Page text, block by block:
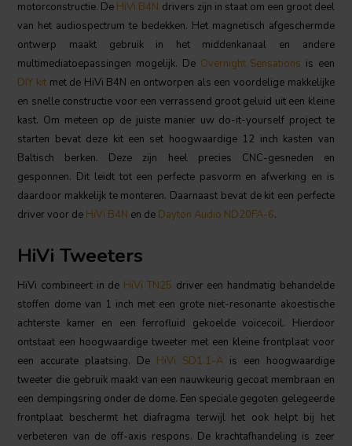
motorconstructie. De HiVi B4N drivers zijn in staat om een groot deel
van het audiospectrum te bedekken. Het magnetisch afgeschermde
ontwerp maakt gebruik in het middenkanaal en andere
multimediatoepassingen mogelijk. De Overnight Sensations is een
DIY kitmet de HiVi B4N en ontworpen als een voordelige makkelijke
en snelle constructie voor een verrassend groot geluid uit een kleine
kast. Om meteen op de juiste manier uw do-it-yourself project te
starten bevat deze kit een set hoogwaardige 12 inch kasten van
Baltisch berken. Deze zijn heel precies CNC-gesneden en
gesponnen. Dit leidt tot een perfecte pasvorm en afwerking en is
daardoor makkelijk te monteren. Daarnaast bevat de kit een perfecte
driver voor de HiVi B4N en de Dayton Audio ND20FA-6.
HiVi Tweeters
HiVi combineert in de HiVi TN25 driver een handmatig behandelde
stoffen dome van 1 inch met een grote niet-resonante akoestische
achterste kamer en een ferrofluid gekoelde voicecoil. Hierdoor
ontstaat een hoogwaardige tweeter met een kleine frontplaat voor
een accurate plaatsing. De HiVi SD1.1-Ais een hoogwaardige
tweeter die gebruik maakt van een nauwkeurig gecoat membraan en
een dempingsring onder de dome. Een speciale gegoten gelegeerde
frontplaat beschermt het diafragma terwijl het ook helpt bij het
verbeteren van de off-axis respons. De krachtafhandeling is zeer